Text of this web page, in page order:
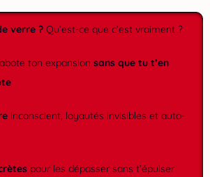
verre ? Qu’est-ce que c’est vraiment ?
ton expansion sans que tu t’en
inconscient, loyautés invisibles et auto-
pour les dépasser sans t’épuiser